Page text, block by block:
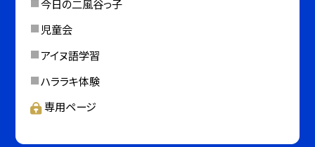
今日の二風谷っ子
児童会
アイヌ語学習
ハララキ体験
専用ページ